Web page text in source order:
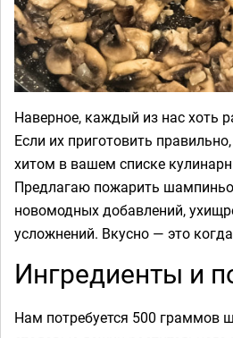
Наверное, каждый из нас хоть
Если их приготовить
хитом в вашем списке
Предлагаю пожарить
новомодных добавлений,
усложнений. Вкусно — это
Ингредиенты и
Нам потребуется 500 граммов